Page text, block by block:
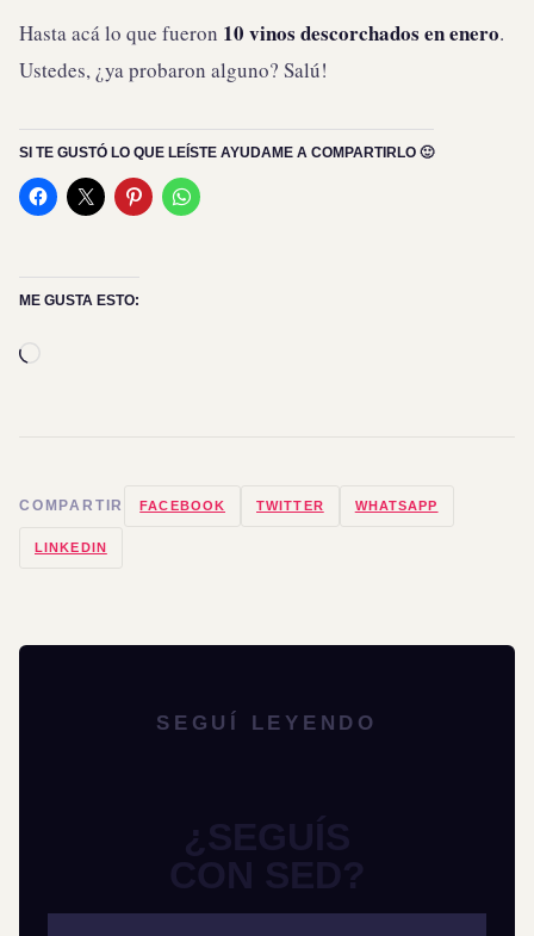
Hasta acá lo que fueron 10 vinos descorchados en enero.
Ustedes, ¿ya probaron alguno? Salú!
SI TE GUSTÓ LO QUE LEÍSTE AYUDAME A COMPARTIRLO 🙂
ME GUSTA ESTO:
COMPARTIR FACEBOOK TWITTER WHATSAPP
LINKEDIN
SEGUÍ LEYENDO
¿SEGUÍS
CON SED?